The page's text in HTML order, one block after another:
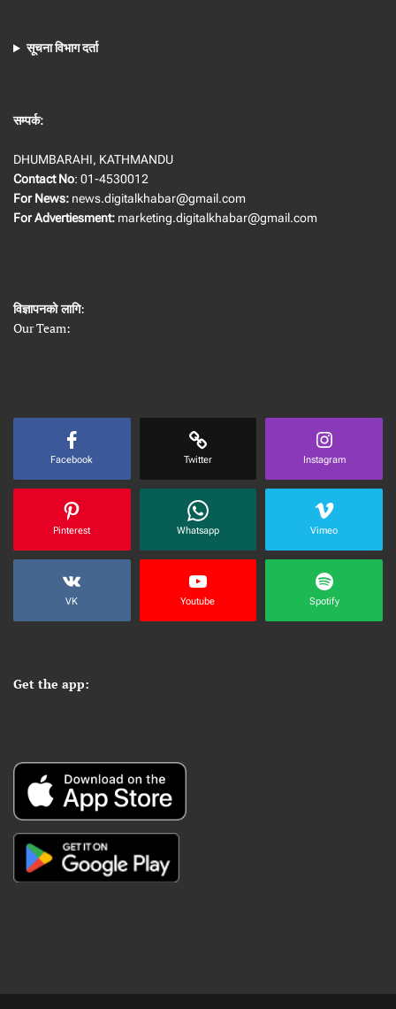
सूचना विभाग दर्ता
सम्पर्क:
DHUMBARAHI, KATHMANDU
Contact No: 01-4530012
For News: news.digitalkhabar@gmail.com
For Advertiesment: marketing.digitalkhabar@gmail.com
विज्ञापनको लागि:
Our Team:
Facebook Twitter Instagram
Pinterest Whatsapp Vimeo
VK Youtube Spotify
Get the app: